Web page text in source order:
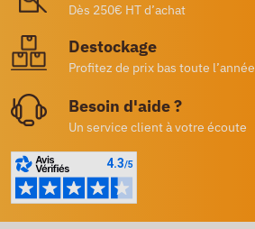
Dès 250€ HT d’achat
Destockage
Profitez de prix bas toute l’année
Besoin d'aide ?
Un service client à votre écoute